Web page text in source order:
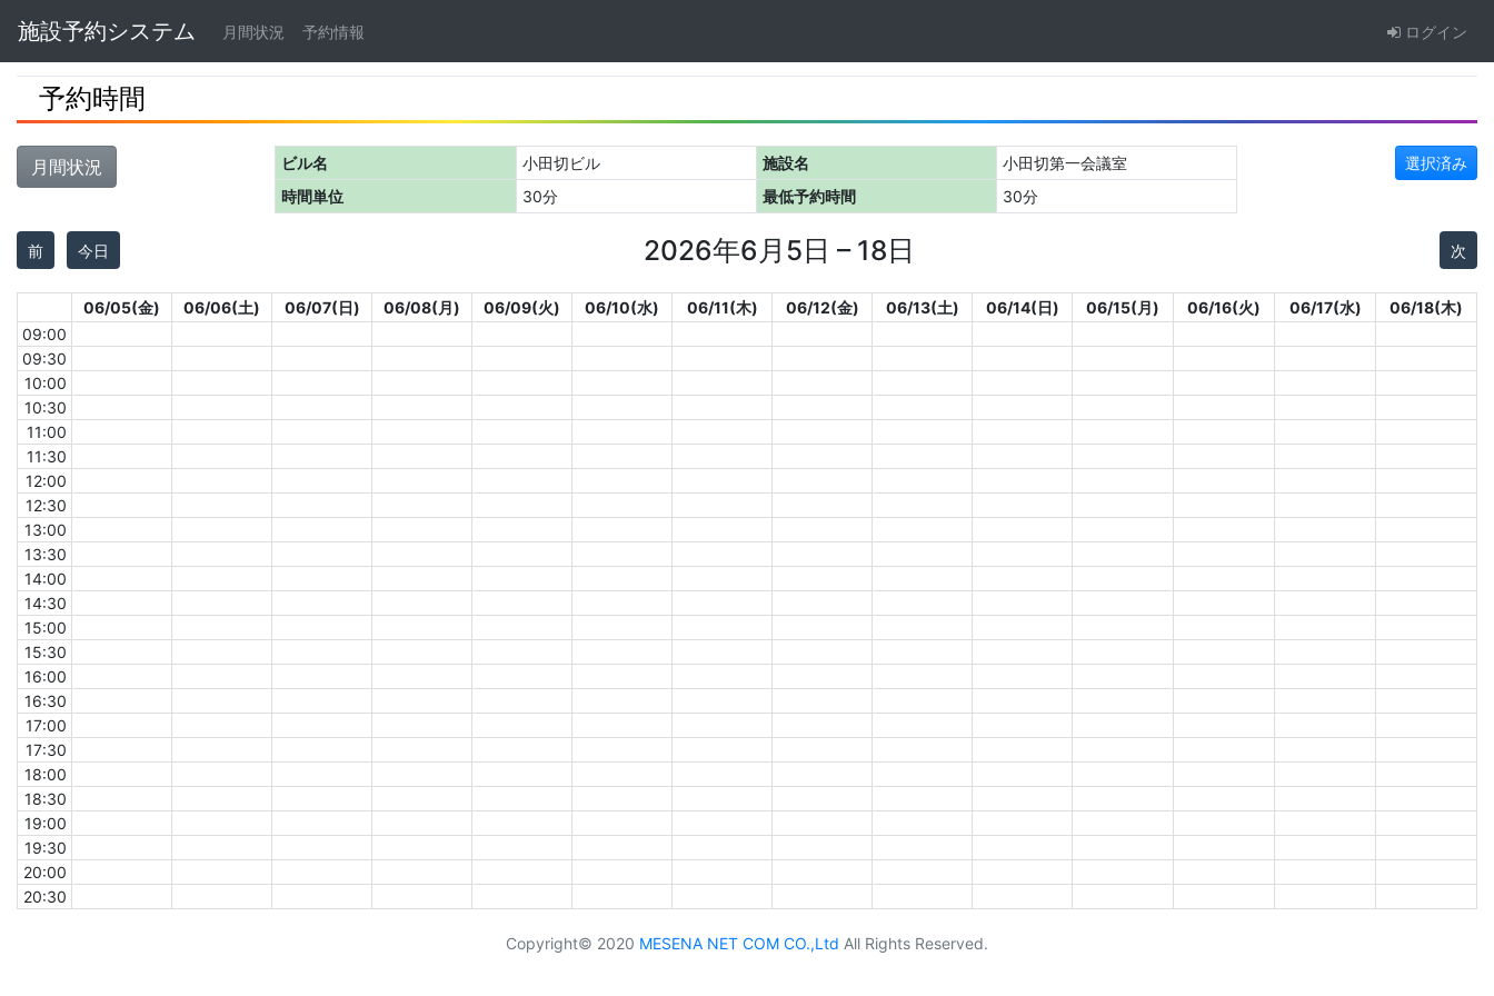
Navbar
施設予約システム 月間状況 予約情報 ログイン
予約時間
月間状況 ビル名 小田切ビル 施設名
小田切第一会議室
時間単位
30分 最低予約時間 30分
選択済み
前 今日 2026年6月5日 – 18日 次
06/05(金) 06/06(土) 06/07(日) 06/08(月) 06/09(火) 06/10(水) 06/11(木) 06/12(金) 06/13(土) 06/14(日) 06/15(月) 06/16(火) 06/17(水)
06/18(木)
09:00
09:30
10:00
10:30
11:00
11:30
12:00
12:30
13:00
13:30
14:00
14:30
15:00
15:30
16:00
16:30
17:00
17:30
18:00
18:30
19:00
19:30
20:00
20:30
Copyright© 2020 MESENA NET COM CO.,Ltd All Rights Reserved.